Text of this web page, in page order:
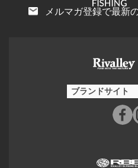
メルマガ登録で最新
ブランドサイト